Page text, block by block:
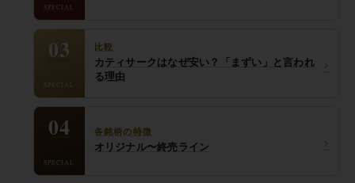
SPECIAL
03
SPECIAL
比較
カティサークはなぜ安い？「まずい」と言われ
る理由
›
04
SPECIAL
各銘柄の特徴
オリジナル〜終売ライン ›